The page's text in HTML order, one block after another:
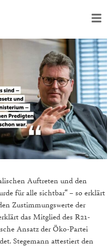
Auftreten und den
für alle sichtbar“ – so erklärt
Zustimmungswerte der
das Mitglied des R21-
Ansatz der Öko-Partei
Stegemann attestiert den